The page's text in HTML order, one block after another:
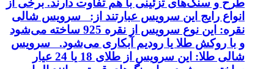
طرح و سنگ‌های تزئینی با هم تفاوت دارند. برخی از
انواع رایج این سرویس عبارتند از: سرویس شالی
نقره: این نوع سرویس از نقره 925 ساخته می‌شود
و با روکش طلا یا رودیم آبکاری می‌شود. سرویس
شالی طلا: این سرویس از طلای 18 یا 24 عیار